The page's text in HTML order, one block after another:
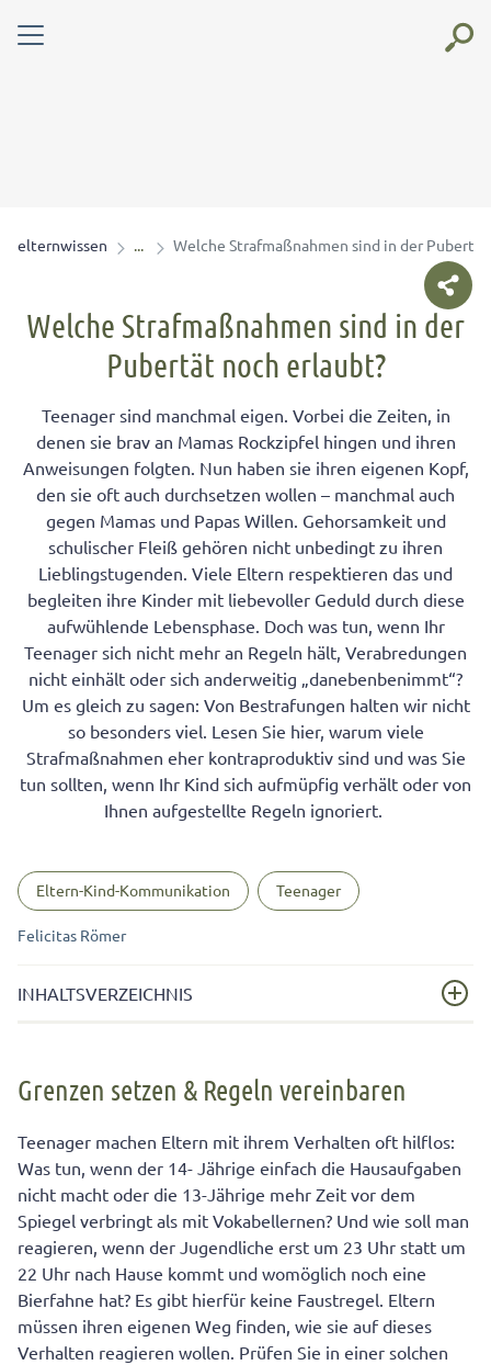
elternwissen Welche Strafmaßnahmen sind in der
Welche Strafmaßnahmen sind in der
Pubertät noch erlaubt?
Teenager sind manchmal eigen. Vorbei die Zeiten, in
denen sie brav an Mamas Rockzipfel hingen und ihren
Anweisungen folgten. Nun haben sie ihren eigenen Kopf,
den sie oft auch durchsetzen wollen – manchmal auch
gegen Mamas und Papas Willen. Gehorsamkeit und
schulischer Fleiß gehören nicht unbedingt zu ihren
Lieblingstugenden. Viele Eltern respektieren das und
begleiten ihre Kinder mit liebevoller Geduld durch diese
aufwühlende Lebensphase. Doch was tun, wenn Ihr
Teenager sich nicht mehr an Regeln hält, Verabredungen
nicht einhält oder sich anderweitig „danebenbenimmt“?
Um es gleich zu sagen: Von Bestrafungen halten wir nicht
so besonders viel. Lesen Sie hier, warum viele
Strafmaßnahmen eher kontraproduktiv sind und was Sie
tun sollten, wenn Ihr Kind sich aufmüpfig verhält oder von
Ihnen aufgestellte Regeln ignoriert.
Eltern-Kind-Kommunikation Teenager
Felicitas Römer
INHALTSVERZEICHNIS
4 Gründe, warum Strafen meistens nutzlos oder sogar
Grenzen setzen & Regeln vereinbaren
Teenager machen Eltern mit ihrem Verhalten oft hilflos:
Was tun, wenn der 14- Jährige einfach die Hausaufgaben
nicht macht oder die 13-Jährige mehr Zeit vor dem
Spiegel verbringt als mit Vokabellernen? Und wie soll man
reagieren, wenn der Jugendliche erst um 23 Uhr statt um
22 Uhr nach Hause kommt und womöglich noch eine
Bierfahne hat? Es gibt hierfür keine Faustregel. Eltern
müssen ihren eigenen Weg finden, wie sie auf dieses
Verhalten reagieren wollen. Prüfen Sie in einer solchen